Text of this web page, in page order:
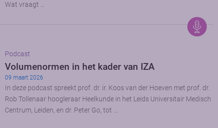
Wat vraagt …
Podcast
Volumenormen in het kader van IZA
09 maart 2026
In deze podcast spreekt prof. dr. ir. Koos van der Hoeven met prof. dr.
Rob Tollenaar hoogleraar Heelkunde in het Leids Universitair Medisch
Centrum, Leiden, en dr. Peter Go, tot …